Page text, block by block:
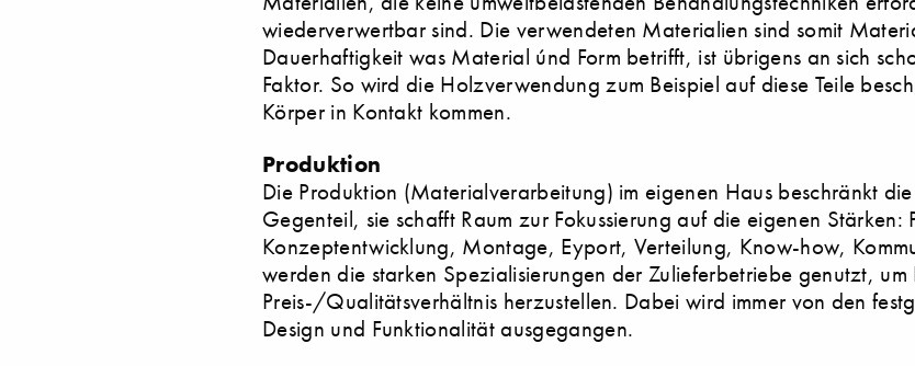
wiederverwertbar sind. Die verwendeten Materialien sind somit
Dauerhaftigkeit was Material únd Form betrifft, ist übrigens an sich
Faktor. So wird die Holzverwendung zum Beispiel auf diese Teile
Körper in Kontakt kommen.
Produktion
Die Produktion (Materialverarbeitung) im eigenen Haus beschränkt
Gegenteil, sie schafft Raum zur Fokussierung auf die eigenen Stärken:
Konzeptentwicklung, Montage, Eyport, Verteilung, Know-how,
werden die starken Spezialisierungen der Zulieferbetriebe genutzt,
Preis-/Qualitätsverhältnis herzustellen. Dabei wird immer von den
Design und Funktionalität ausgegangen.